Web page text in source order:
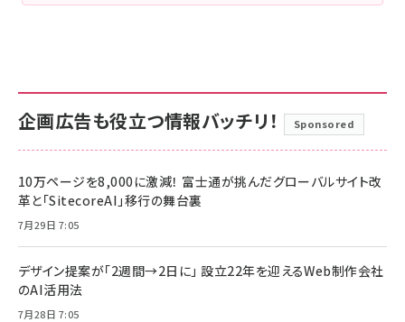
企画広告も役立つ情報バッチリ！ Sponsored
10万ページを8,000に激減！ 富士通が挑んだグローバルサイト改
革と「SitecoreAI」移行の舞台裏
7月29日 7:05
デザイン提案が「2週間→2日に」 設立22年を迎えるWeb制作会社
のAI活用法
7月28日 7:05